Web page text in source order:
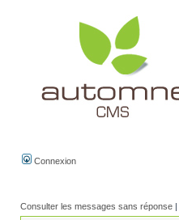
Connexion
Consulter les messages sans réponse |